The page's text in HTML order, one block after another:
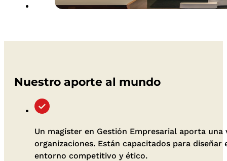
Nuestro aporte al mundo
Un magíster en Gestión Empresarial aporta
organizaciones. Están capacitados para
entorno competitivo y ético.